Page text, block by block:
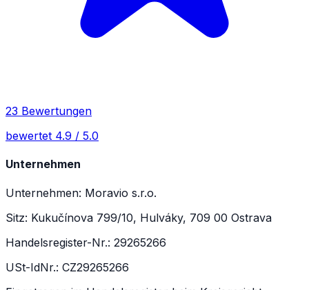
23 Bewertungen
bewertet 4.9 / 5.0
Unternehmen
Unternehmen: Moravio s.r.o.
Sitz: Kukučínova 799/10, Hulváky, 709 00 Ostrava
Handelsregister-Nr.: 29265266
USt-IdNr.: CZ29265266